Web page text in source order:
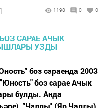
1198 0 0
боз сараенда 2003
боз сарае Ачык
булды. Анда